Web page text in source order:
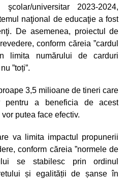
universitar 2023-2024,
naţional de educaţie a fost
De asemenea, proiectul de
conform căreia ”cardul
limita numărului de carduri
”toți”.
3,5 milioane de tineri care
pentru a beneficia de acest
putea face efectiv.
va limita impactul propunerii
conform căreia ”normele de
se stabilesc prin ordinul
și egalității de șanse în